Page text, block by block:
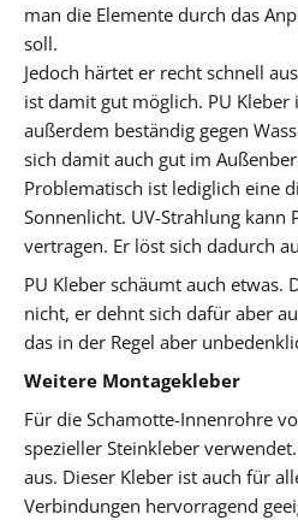
man die Elemente durch das
soll.
Jedoch härtet er recht schnell
ist damit gut möglich. PU Kleber
außerdem beständig gegen
sich damit auch gut im
Problematisch ist lediglich eine
Sonnenlicht. UV-Strahlung kann
vertragen. Er löst sich dadurch
PU Kleber schäumt auch etwas.
nicht, er dehnt sich dafür aber
das in der Regel aber
Weitere Montagekleber
Für die Schamotte-Innenrohre
spezieller Steinkleber
aus. Dieser Kleber ist auch für
Verbindungen hervorragend